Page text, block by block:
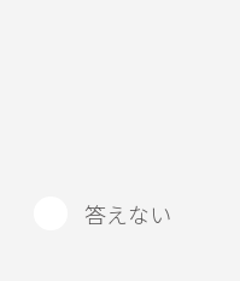
答えない